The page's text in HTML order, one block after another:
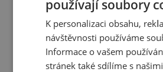
(digitální podpisy)
Automatizace práce a
ve finančních odděleních
Rozhodovací logika a
rozhodovací úlohy
používají soubory
K personalizaci obsahu,
návštěvnosti používáme
Informace o vašem
stránek také sdílíme s